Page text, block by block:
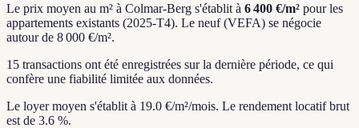
Le prix moyen au m² à Colmar-Berg s'établit à 6 400 €/m² pour les
appartements existants (2025-T4). Le neuf (VEFA) se négocie
autour de 8 000 €/m².
15 transactions ont été enregistrées sur la dernière période, ce qui
confère une fiabilité limitée aux données.
Le loyer moyen s'établit à 19.0 €/m²/mois. Le rendement locatif brut
est de 3.6 %.